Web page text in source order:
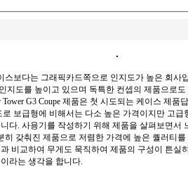
스보다는 그래픽카드쪽으로 인지도가 높은 회사
지도를 높이고 있으며 독특한 컨셉의 제품으로
Tower G3 Coupe 제품은 첫 시도되는 케이스 제
보급형에 비해서는 다소 높은 가격이지만 고
다. 사용기를 작성하기 위해 제품을 살펴보면서
히 갖춰진 제품으로 저렴한 가격에 높은 퀄러티
비교하여 무게도 묵직하여 제품의 구성이 튼실
라는 생각을 합니다.